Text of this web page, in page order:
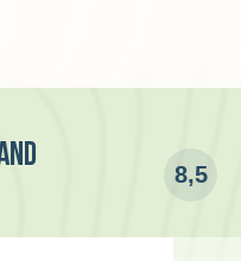
8,5